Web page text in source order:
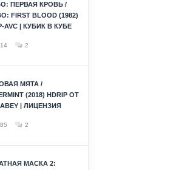
ПЕРВАЯ КРОВЬ /
FIRST BLOOD (1982)
AVC | КУБИК В КУБЕ
2
МЯТА /
(2018) HDRIP ОТ
| ЛИЦЕНЗИЯ
2
МАСКА 2: